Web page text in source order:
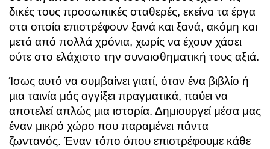
δικές τους προσωπικές σταθερές, εκείνα τα έργα
στα οποία επιστρέφουν ξανά και ξανά, ακόμη και
μετά από πολλά χρόνια, χωρίς να έχουν χάσει
ούτε στο ελάχιστο την συναισθηματική τους αξιά.
Ίσως αυτό να συμβαίνει γιατί, όταν ένα βιβλίο ή
μια ταινία μάς αγγίξει πραγματικά, παύει να
αποτελεί απλώς μια ιστορία. Δημιουργεί μέσα μας
έναν μικρό χώρο που παραμένει πάντα
ζωντανός. Έναν τόπο όπου επιστρέφουμε κάθε